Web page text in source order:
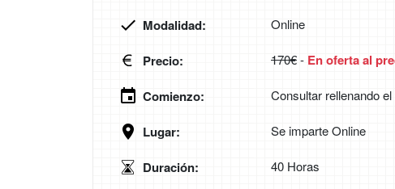
Modalidad: Online
Precio: 170€- En oferta al
Comienzo: Consultar rellenando
Lugar: Se imparte Online
Duración: 40 Horas